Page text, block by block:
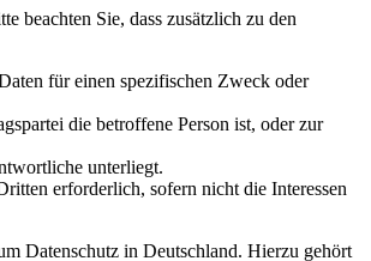
beachten Sie, dass zusätzlich zu den
für einen spezifischen Zweck oder
die betroffene Person ist, oder zur
unterliegt.
erforderlich, sofern nicht die Interessen
Datenschutz in Deutschland. Hierzu gehört